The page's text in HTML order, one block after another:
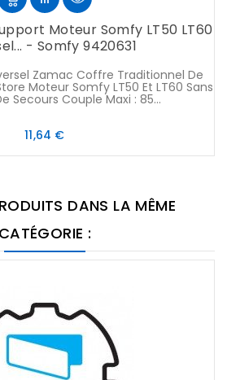
Moteur Somfy LT50 LT60
- Somfy 9420631
Zamac Coffre Traditionnel De
Moteur Somfy LT50 Et LT60 Sans
Secours Couple Maxi : 85...
11,64 €Prix
DANS LA MÊME
CATÉGORIE :